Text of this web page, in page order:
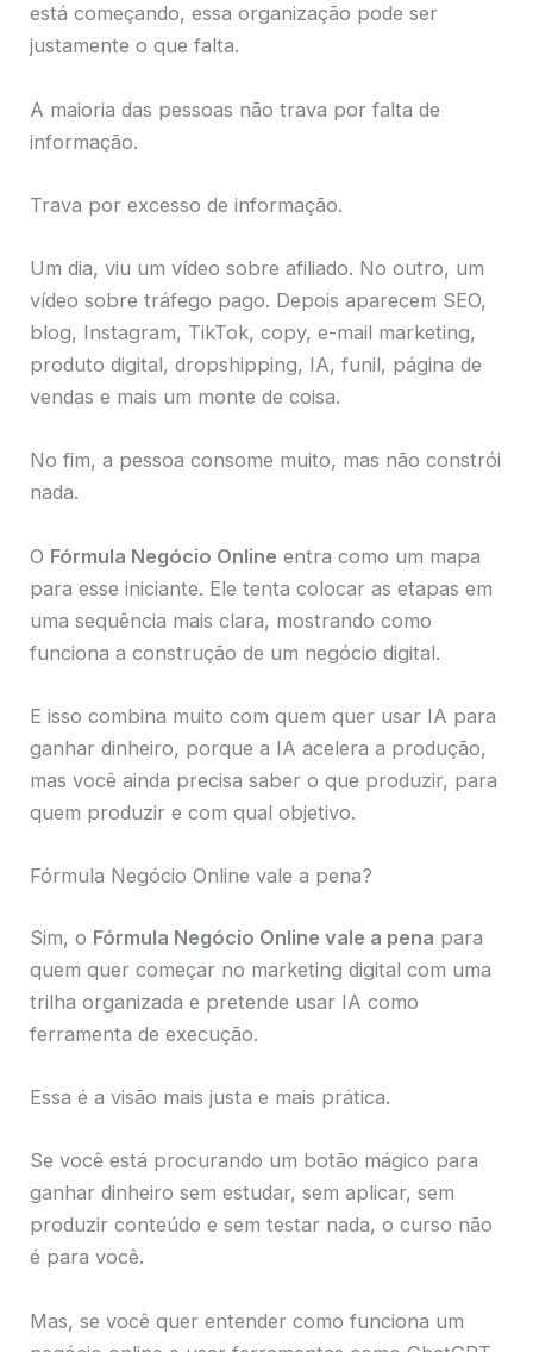
está começando, essa organização pode ser
justamente o que falta.
A maioria das pessoas não trava por falta de
informação.
Trava por excesso de informação.
Um dia, viu um vídeo sobre afiliado. No outro, um
vídeo sobre tráfego pago. Depois aparecem SEO,
blog, Instagram, TikTok, copy, e-mail marketing,
produto digital, dropshipping, IA, funil, página de
vendas e mais um monte de coisa.
No fim, a pessoa consome muito, mas não constrói
nada.
O Fórmula Negócio Online entra como um mapa
para esse iniciante. Ele tenta colocar as etapas em
uma sequência mais clara, mostrando como
funciona a construção de um negócio digital.
E isso combina muito com quem quer usar IA para
ganhar dinheiro, porque a IA acelera a produção,
mas você ainda precisa saber o que produzir, para
quem produzir e com qual objetivo.
Fórmula Negócio Online vale a pena?
Sim, o Fórmula Negócio Online vale a pena para
quem quer começar no marketing digital com uma
trilha organizada e pretende usar IA como
ferramenta de execução.
Essa é a visão mais justa e mais prática.
Se você está procurando um botão mágico para
ganhar dinheiro sem estudar, sem aplicar, sem
produzir conteúdo e sem testar nada, o curso não
é para você.
Mas, se você quer entender como funciona um